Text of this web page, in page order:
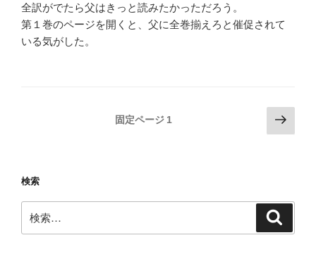
全訳がでたら父はきっと読みたかっただろう。
第１巻のページを開くと、父に全巻揃えろと催促されて
いる気がした。
ペ
ジ
送
固定ページ 1
次
の
検索
索: